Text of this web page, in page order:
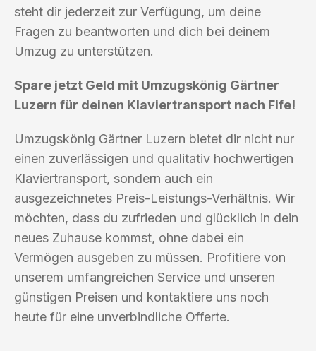
steht dir jederzeit zur Verfügung, um deine
Fragen zu beantworten und dich bei deinem
Umzug zu unterstützen.
Spare jetzt Geld mit Umzugskönig Gärtner
Luzern für deinen Klaviertransport nach Fife!
Umzugskönig Gärtner Luzern bietet dir nicht nur
einen zuverlässigen und qualitativ hochwertigen
Klaviertransport, sondern auch ein
ausgezeichnetes Preis-Leistungs-Verhältnis. Wir
möchten, dass du zufrieden und glücklich in dein
neues Zuhause kommst, ohne dabei ein
Vermögen ausgeben zu müssen. Profitiere von
unserem umfangreichen Service und unseren
günstigen Preisen und kontaktiere uns noch
heute für eine unverbindliche Offerte.